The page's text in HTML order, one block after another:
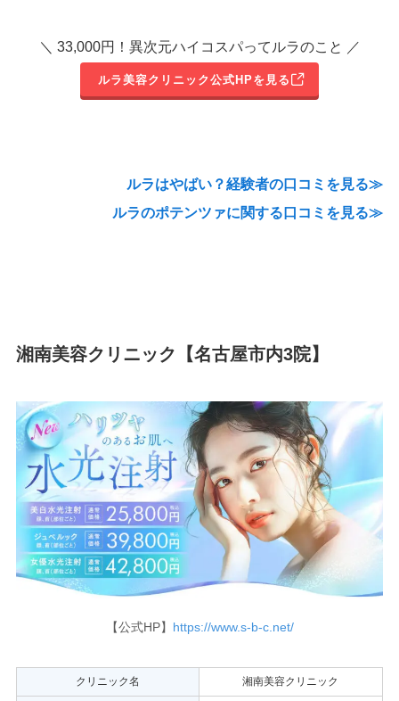
＼ 33,000円！異次元ハイコスパってルラのこと ／
ルラ美容クリニック公式HPを見る
ルラはやばい？経験者の口コミを見る≫
ルラのポテンツァに関する口コミを見る≫
湘南美容クリニック【名古屋市内3院】
【公式HP】 https://www.s-b-c.net/
クリニック名 湘南美容クリニック